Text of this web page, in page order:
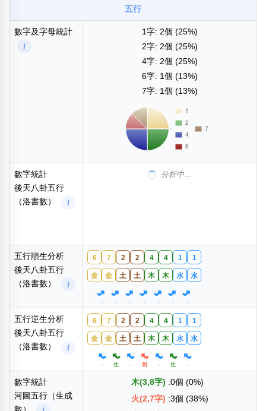
五行
數字及字母統計
i
1字: 2個 (25%)
2字: 2個 (25%)
4字: 2個 (25%)
6字: 1個 (13%)
7字: 1個 (13%)
數字統計
後天八卦五行
（洛書數）
i
分析中...
五行順生分析
後天八卦五行
（洛書數）
i
6 7 2 2 4 4 1 1
金 金 土 土 木 木 水 水
- - - - - - -
五行逆生分析
後天八卦五行
（洛書數）
i
6 7 2 2 4 4 1 1
金 金 土 土 木 木 水 水
- 生 - 剋 - 生 -
數字統計
河圖五行（生成
木(3,8字) :0個 (0%)
火(2,7字) :3個 (38%)